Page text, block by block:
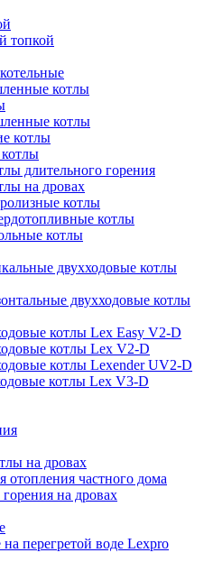
топкой
котлы
котлы
котлы
длительного горения
на дровах
котлы
котлы
котлы
двухходовые котлы
двухходовые котлы
котлы Lex Easy V2-D
котлы Lex V2-D
котлы Lexender UV2-D
котлы Lex V3-D
на дровах
отопления частного дома
на дровах
перегретой воде Lexpro